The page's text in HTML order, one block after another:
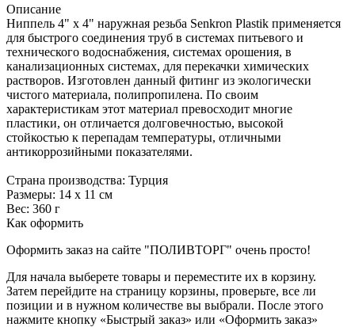
Описание
Ниппель 4" х 4" наружная резьба Senkron Plastik применяется
для быстрого соединения труб в системах питьевого и
технического водоснабжения, системах орошения, в
канализационных системах, для перекачки химических
растворов. Изготовлен данный фитинг из экологически
чистого материала, полипропилена. По своим
характеристикам этот материал превосходит многие
пластики, он отличается долговечностью, высокой
стойкостью к перепадам температуры, отличными
антикоррозийными показателями.
Страна производства: Турция
Размеры: 14 х 11 см
Вес: 360 г
Как оформить
Оформить заказ на сайте "ПОЛИВТОРГ" очень просто!
Для начала выберете товары и переместите их в корзину.
Затем перейдите на страницу корзины, проверьте, все ли
позиции и в нужном количестве вы выбрали. После этого
нажмите кнопку «Быстрый заказ» или «Оформить заказ»